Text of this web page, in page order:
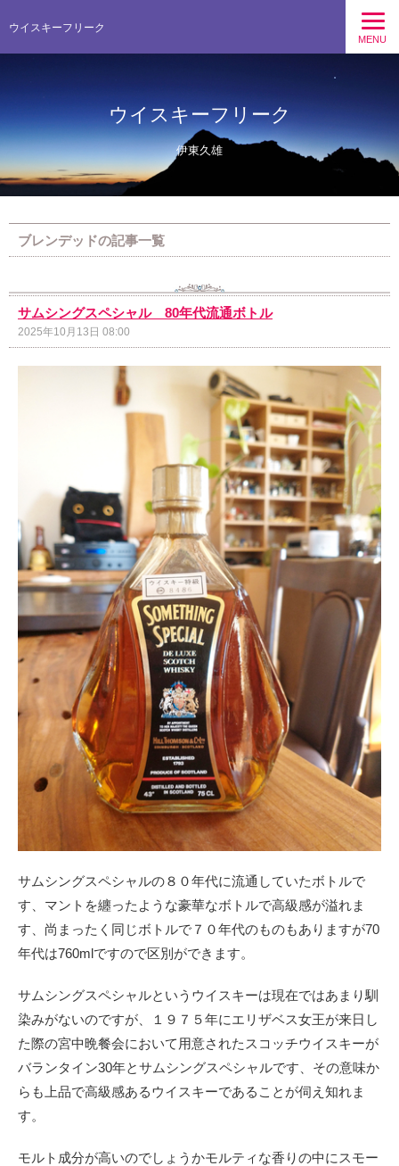
ウイスキーフリーク
MENU
ウイスキーフリーク
伊東久雄
ブレンデッドの記事一覧
サムシングスペシャル 80年代流通ボトル
2025年10月13日 08:00
サムシングスペシャルの８０年代に流通していたボトルで
す、マントを纏ったような豪華なボトルで高級感が溢れま
す、尚まったく同じボトルで７０年代のものもありますが70
年代は760mlですので区別ができます。
サムシングスペシャルというウイスキーは現在ではあまり馴
染みがないのですが、１９７５年にエリザベス女王が来日し
た際の宮中晩餐会において用意されたスコッチウイスキーが
バランタイン30年とサムシングスペシャルです、その意味か
らも上品で高級感あるウイスキーであることが伺え知れま
す。
モルト成分が高いのでしょうかモルティな香りの中にスモー